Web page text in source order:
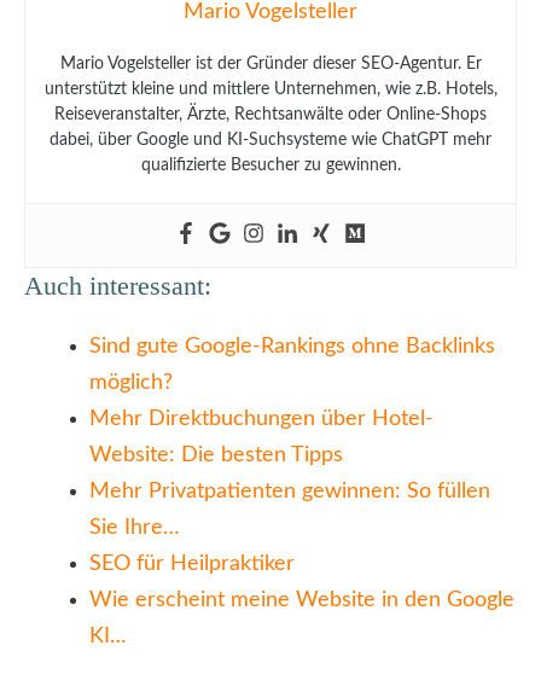
Mario Vogelsteller
Mario Vogelsteller ist der Gründer dieser SEO-Agentur. Er
unterstützt kleine und mittlere Unternehmen, wie z.B. Hotels,
Reiseveranstalter, Ärzte, Rechtsanwälte oder Online-Shops
dabei, über Google und KI-Suchsysteme wie ChatGPT mehr
qualifizierte Besucher zu gewinnen.
Auch interessant:
Sind gute Google-Rankings ohne Backlinks
möglich?
Mehr Direktbuchungen über Hotel-
Website: Die besten Tipps
Mehr Privatpatienten gewinnen: So füllen
Sie Ihre…
SEO für Heilpraktiker
Wie erscheint meine Website in den Google
KI…